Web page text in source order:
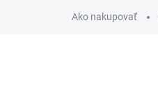
Ako nakupovať